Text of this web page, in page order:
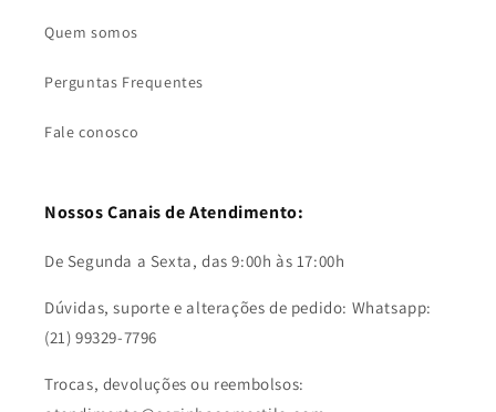
Quem somos
Perguntas Frequentes
Fale conosco
Nossos Canais de Atendimento:
De Segunda a Sexta, das 9:00h às 17:00h
Dúvidas, suporte e alterações de pedido: Whatsapp:
(21) 99329-7796
Trocas, devoluções ou reembolsos: